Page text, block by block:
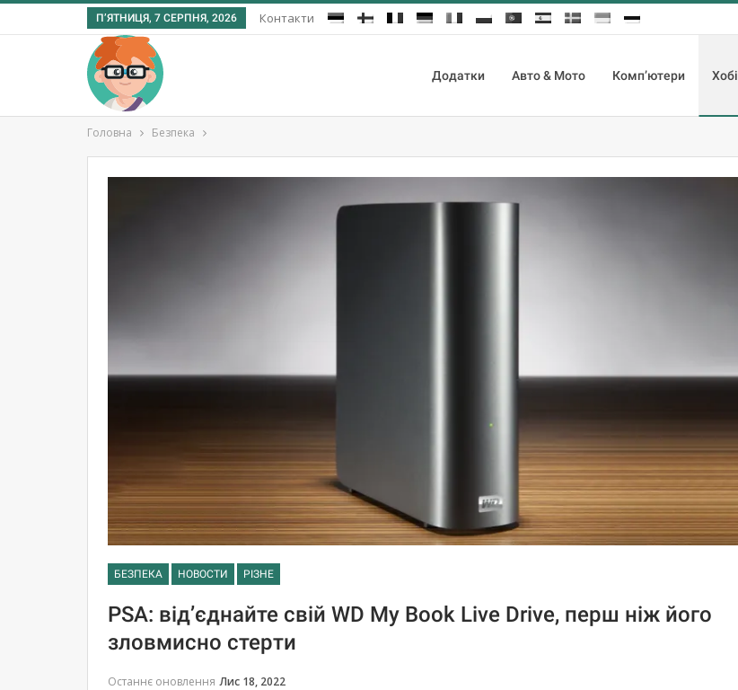
П’ЯТНИЦЯ, 7 СЕРПНЯ, 2026 Контакти
Додатки Авто & Мото Комп’ютери Хобі
Головна Безпека
БЕЗПЕКА НОВОСТИ РІЗНЕ
PSA: від’єднайте свій WD My Book Live Drive, перш ніж його
зловмисно стерти
Останнє оновлення Лис 18, 2022